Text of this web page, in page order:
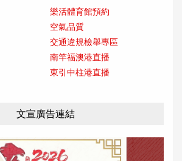
樂活體育館預約
空氣品質
交通違規檢舉專區
南竿福澳港直播
東引中柱港直播
文宣廣告連結